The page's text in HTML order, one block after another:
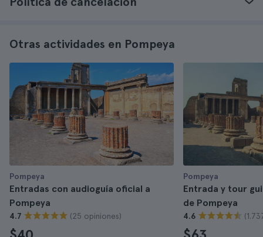
Otras actividades en Pompeya
Pompeya
Entradas con audioguía oficial a
Pompeya
4.7 (25 opiniones)
Pompeya
Entrada y tour
de Pompeya
4.6